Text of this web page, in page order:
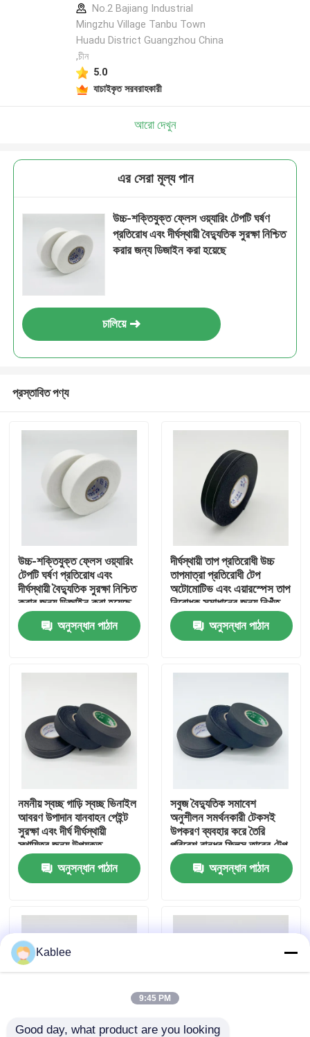
বাড়ি
ভিডিও
আমাদের সম্পর্কে
কারখানা ভ্রমণ
আমাদের সাথে যোগাযোগ করুন
স্বয়ংচালিত তারের জোতা টেপ
No.2 Bajiang Industrial
Mingzhu Village Tanbu Town
Huadu District Guangzhou China
,চীন
5.0
যাচাইকৃত সরবরাহকারী
আরো দেখুন
এর সেরা মূল্য পান
উচ্চ-শক্তিযুক্ত ফ্লেস ওয়্যারিং টেপটি ঘর্ষণ
প্রতিরোধ এবং দীর্ঘস্থায়ী বৈদ্যুতিক সুরক্ষা নিশ্চিত
করার জন্য ডিজাইন করা হয়েছে
চালিয়ে
প্রস্তাবিত পণ্য
উচ্চ-শক্তিযুক্ত ফ্লেস ওয়্যারিং
টেপটি ঘর্ষণ প্রতিরোধ এবং
দীর্ঘস্থায়ী বৈদ্যুতিক সুরক্ষা নিশ্চিত
করার জন্য ডিজাইন করা হয়েছে
অনুসন্ধান পাঠান
দীর্ঘস্থায়ী তাপ প্রতিরোধী উচ্চ
তাপমাত্রা প্রতিরোধী টেপ
অটোমোটিভ এবং এয়ারস্পেস তাপ
নিরোধক সমাধানের জন্য নিখুঁত
অনুসন্ধান পাঠান
নমনীয় স্বচ্ছ গাড়ি স্বচ্ছ ভিনাইল
আবরণ উপাদান যানবাহন পেইন্ট
সুরক্ষা এবং দীর্ঘ দীর্ঘস্থায়ী
স্থায়িত্ব জন্য উপযুক্ত
অনুসন্ধান পাঠান
সবুজ বৈদ্যুতিক সমাবেশ
অনুশীলন সমর্থনকারী টেকসই
উপকরণ ব্যবহার করে তৈরি
পরিবেশ বান্ধব ফ্লিস তারের টেপ
অনুসন্ধান পাঠান
Kablee
9:45 PM
Good day, what product are you looking